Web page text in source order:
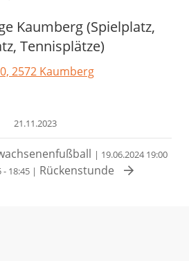
Kaumberg (Spielplatz,
Tennisplätze)
2572 Kaumberg
21.11.2023
| 19.06.2024 19:00
- 18:45 | Rückenstunde